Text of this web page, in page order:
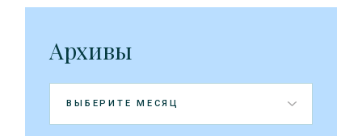
Архивы
Архивы